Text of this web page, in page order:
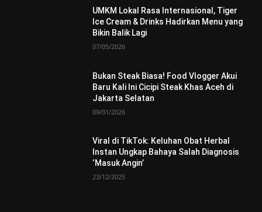
UMKM Lokal Rasa Internasional, Tiger
Ice Cream & Drinks Hadirkan Menu yang
Bikin Balik Lagi
07/05/2026
Bukan Steak Biasa! Food Vlogger Akui
Baru Kali Ini Cicipi Steak Khas Aceh di
Jakarta Selatan
09/01/2026
Viral di TikTok: Keluhan Obat Herbal
Instan Ungkap Bahaya Salah Diagnosis
‘Masuk Angin’
23/12/2025